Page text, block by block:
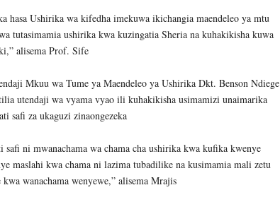
hasa Ushirika wa kifedha imekuwa ikichangia maendeleo ya mtu
tutasimamia ushirika kwa kuzingatia Sheria na kuhakikisha kuwa
alisema Prof. Sife
Mkuu wa Tume ya Maendeleo ya Ushirika Dkt. Benson Ndiege
utendaji wa vyama vyao ili kuhakikisha usimamizi unaimarika
safi za ukaguzi zinaongezeka
ni mwanachama wa chama cha ushirika kwa kufika kwenye
maslahi kwa chama ni lazima tubadilike na kusimamia mali zetu
wanachama wenyewe,” alisema Mrajis